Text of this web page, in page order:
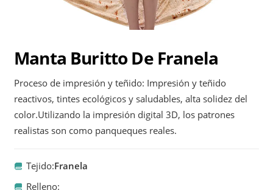
Manta Buritto De Franela
Proceso de impresión y teñido: Impresión y teñido
reactivos, tintes ecológicos y saludables, alta solidez del
color.Utilizando la impresión digital 3D, los patrones
realistas son como panqueques reales.
Tejido:Franela
Relleno: